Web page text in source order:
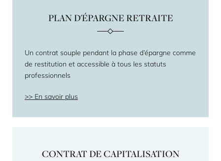
PLAN D'ÉPARGNE RETRAITE
Un contrat souple pendant la phase d’épargne comme
de restitution et accessible à tous les statuts
professionnels
En savoir plus
CONTRAT DE CAPITALISATION